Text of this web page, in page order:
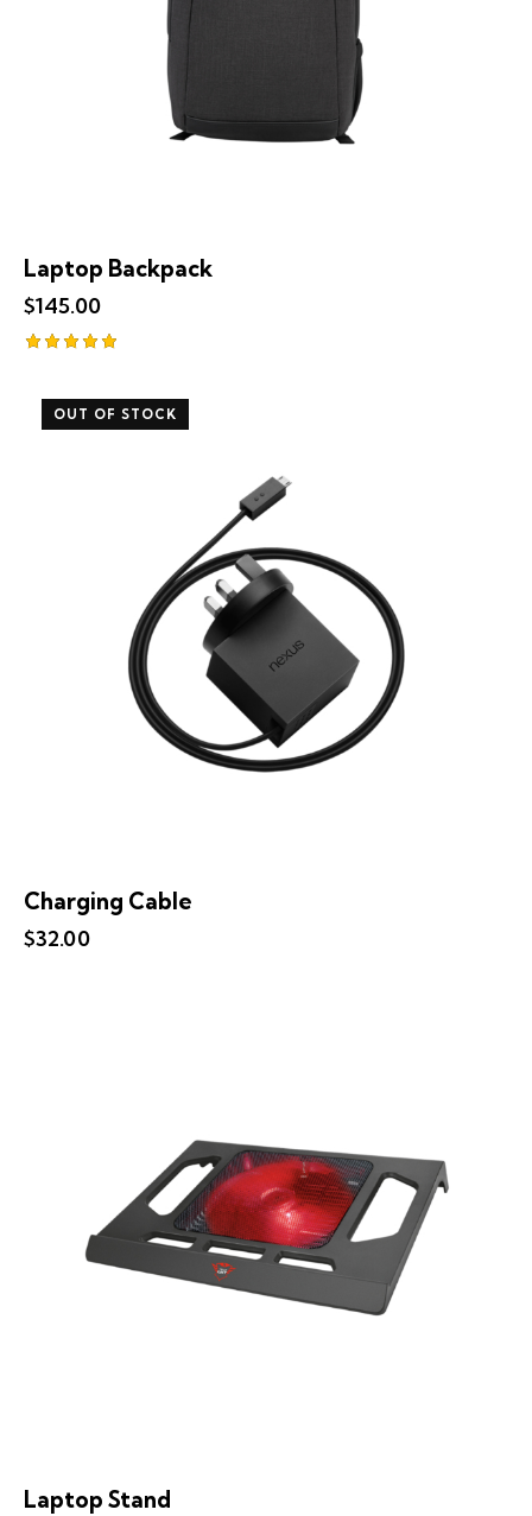
Laptop Backpack
$145.00
sur 5
OUT OF STOCK
Charging Cable
$32.00
Laptop Stand